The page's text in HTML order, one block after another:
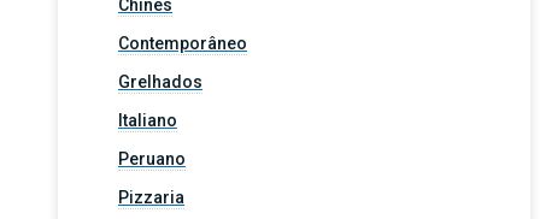
Chinês
Contemporâneo
Grelhados
Italiano
Peruano
Pizzaria